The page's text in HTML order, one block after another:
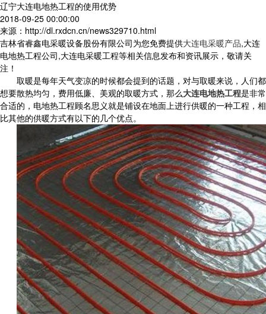
辽宁大连电地热工程的使用优势
2018-09-25 00:00:00
来源：http://dl.rxdcn.cn/news329710.html
吉林省睿鑫电采暖设备股份有限公司为您免费提供大连电采暖产品,大连
电地热工程公司,大连电采暖工程等相关信息发布和资讯展示，敬请关
注！
取暖是每年天气变凉的时候都会提到的话题，对与取暖来说，人们都
想要散热均匀，费用低廉、美观的取暖方式，那么大连电地热工程是非常
合适的，电地热工程顾名思义就是铺设在地面上进行供暖的一种工程，相
比其他的供暖方式有以下的几个优点。